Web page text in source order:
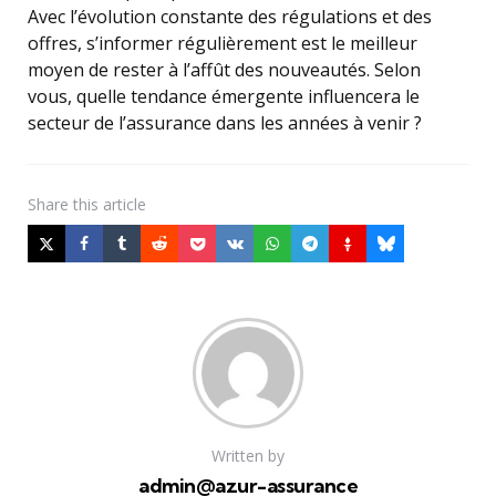
Avec l’évolution constante des régulations et des
offres, s’informer régulièrement est le meilleur
moyen de rester à l’affût des nouveautés. Selon
vous, quelle tendance émergente influencera le
secteur de l’assurance dans les années à venir ?
Share this article
Written by
admin@azur-assurance